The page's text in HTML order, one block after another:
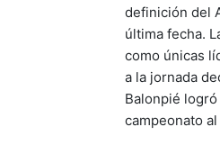
definición del
última fecha.
como únicas
a la jornada
Balonpié
campeonato